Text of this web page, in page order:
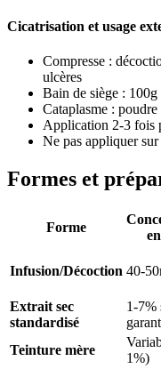
Cicatrisation et usage
Compresse :
ulcères
Bain de siège :
Cataplasme :
Application 2-3 fois
Ne pas appliquer
Formes et
Forme
Infusion/Décoction 40-
Extrait sec
standardisé
1-7%
Teinture mère
1%)